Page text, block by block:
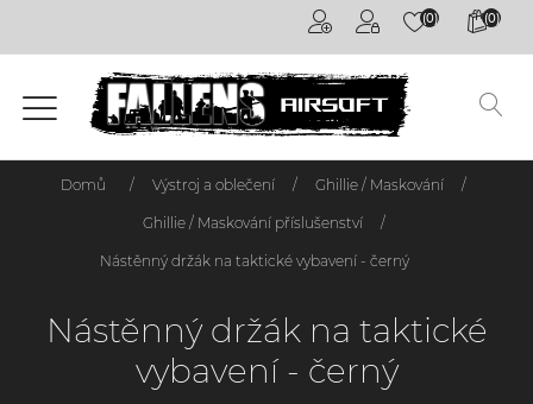
(0) (0)
Airsoftové
kuličky
6mm
Airsoftové
Domů / Výstroj a oblečení / Ghillie / Maskování /
Ghillie / Maskování příslušenství /
Nástěnný držák na taktické vybavení - černý
Nástěnný držák na taktické
vybavení - černý